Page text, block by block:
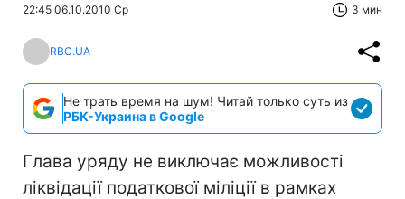
22:45 06.10.2010 Ср 3 мин
RBC.UA
Не трать время на шум! Читай только суть из
РБК-Украина в Google
Глава уряду не виключає можливості
ліквідації податкової міліції в рамках